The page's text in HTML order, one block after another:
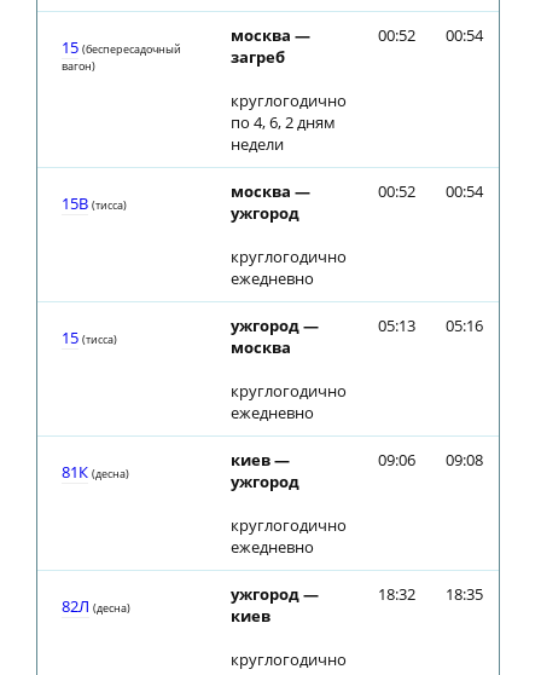
15 (беспересадочный
вагон)
москва —
загреб
круглогодично
по 4, 6, 2 дням
недели
00:52 00:54
15В (тиcca)
москва —
ужгород
круглогодично
ежедневно
00:52 00:54
15 (тиcca)
ужгород —
москва
круглогодично
ежедневно
05:13 05:16
81К (десна)
киев —
ужгород
круглогодично
ежедневно
09:06 09:08
82Л (десна)
ужгород —
киев
круглогодично
18:32 18:35